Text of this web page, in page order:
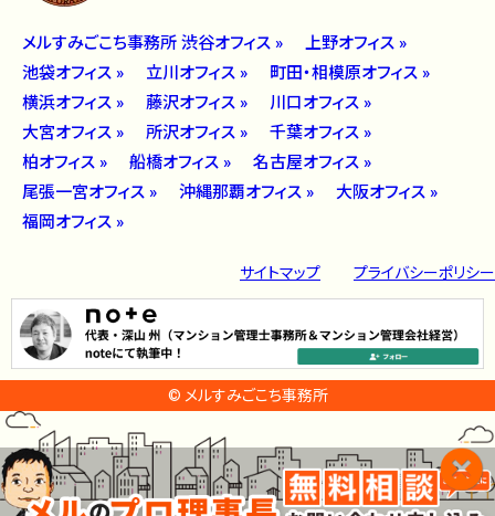
メルすみごこち事務所 渋谷オフィス »
上野オフィス »
池袋オフィス »
立川オフィス »
町田・相模原オフィス »
横浜オフィス »
藤沢オフィス »
川口オフィス »
大宮オフィス »
所沢オフィス »
千葉オフィス »
柏オフィス »
船橋オフィス »
名古屋オフィス »
尾張一宮オフィス »
沖縄那覇オフィス »
大阪オフィス »
福岡オフィス »
サイトマップ プライバシーポリシー
© メルすみごこち事務所